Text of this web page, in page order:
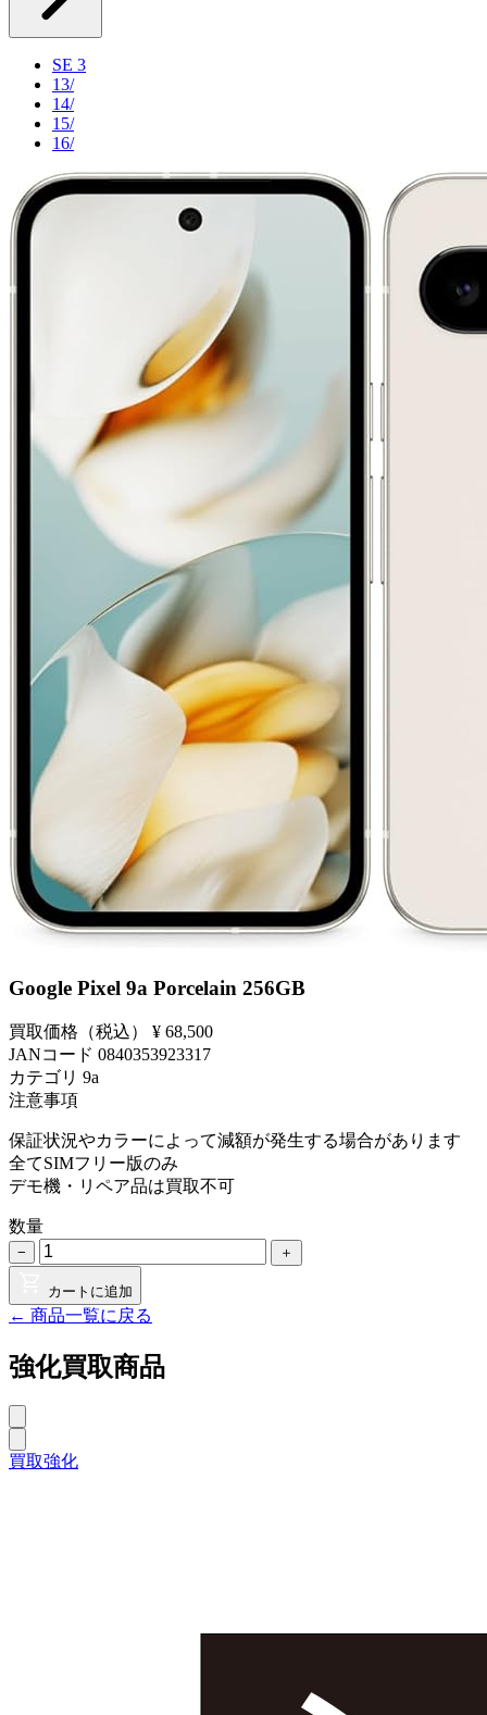
SE 3
13/
14/
15/
16/
Google Pixel 9a Porcelain 256GB
買取価格（税込）
¥ 68,500
JANコード 0840353923317
カテゴリ 9a
注意事項
保証状況やカラーによって減額が発生する場合があります
全てSIMフリー版のみ
デモ機・リペア品は買取不可
数量
− ＋
カートに追加
← 商品一覧に戻る
強化買取商品
買取強化